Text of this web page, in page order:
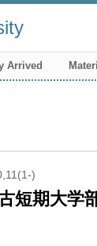
Arrived
)
短期大学